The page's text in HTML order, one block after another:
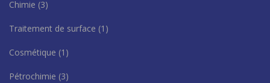
Chimie (3)
Traitement de surface (1)
Cosmétique (1)
Pétrochimie (3)